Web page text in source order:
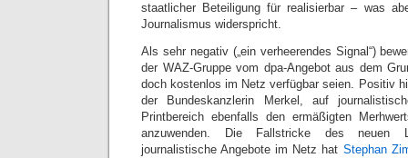
staatlicher Beteiligung für realisierbar – was
Journalismus widerspricht.
Als sehr negativ („ein verheerendes Signal“)
der WAZ-Gruppe vom dpa-Angebot aus dem
doch kostenlos im Netz verfügbar seien. Positiv
der Bundeskanzlerin Merkel, auf
Printbereich ebenfalls den ermäßigten
anzuwenden. Die Fallstricke des neuen
journalistische Angebote im Netz hat Stephan